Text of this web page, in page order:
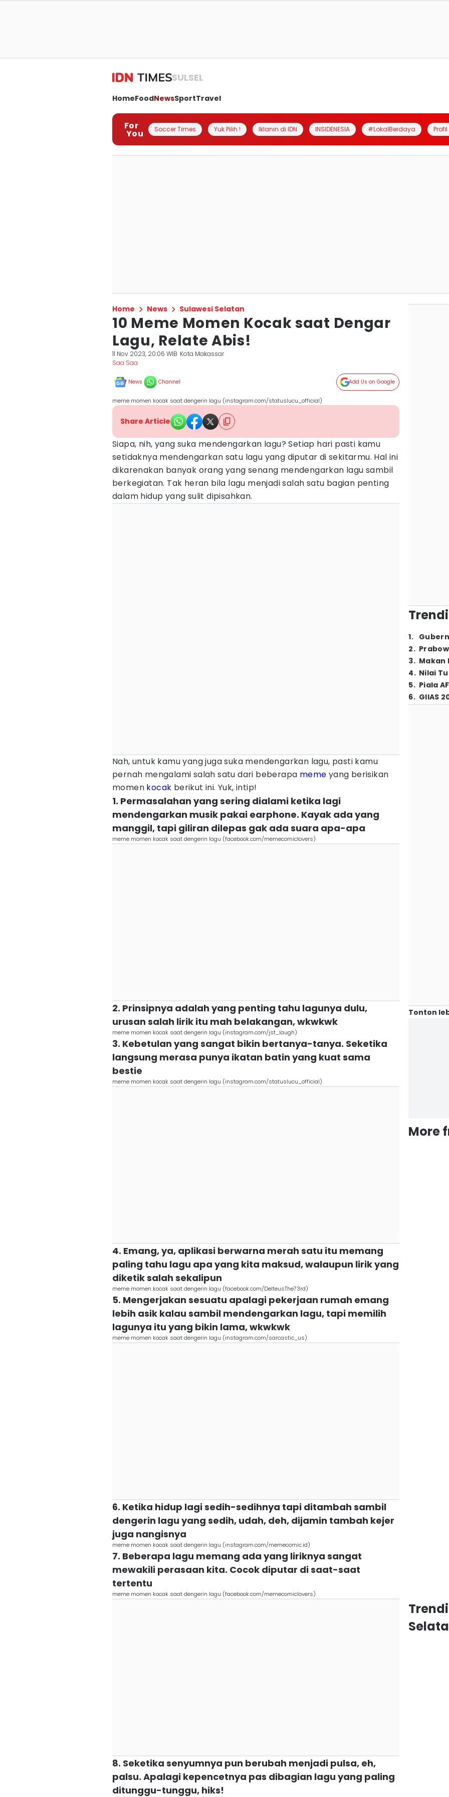
SULSEL
HomeFoodNewsSportTravel
For
You Soccer Times Yuk Pilih ! Iklanin di IDN INSIDENESIA #LokalBerdaya
Home News Sulawesi Selatan
10 Meme Momen Kocak saat Dengar
Lagu, Relate Abis!
11 Nov 2023, 20:06 WIB Kota Makassar
Saa Saa
News Channel Add Us on Google
meme momen kocak saat dengerin lagu (instagram.com/statuslucu_official)
Share Article
Siapa, nih, yang suka mendengarkan lagu? Setiap hari pasti kamu
setidaknya mendengarkan satu lagu yang diputar di sekitarmu. Hal ini
dikarenakan banyak orang yang senang mendengarkan lagu sambil
berkegiatan. Tak heran bila lagu menjadi salah satu bagian penting
dalam hidup yang sulit dipisahkan.
Nah, untuk kamu yang juga suka mendengarkan lagu, pasti kamu
pernah mengalami salah satu dari beberapa meme yang berisikan
momen kocak berikut ini. Yuk, intip!
1. Permasalahan yang sering dialami ketika lagi
mendengarkan musik pakai earphone. Kayak ada yang
manggil, tapi giliran dilepas gak ada suara apa-apa
meme momen kocak saat dengerin lagu (facebook.com/memecomiclovers)
2. Prinsipnya adalah yang penting tahu lagunya dulu,
urusan salah lirik itu mah belakangan, wkwkwk
meme momen kocak saat dengerin lagu (instagram.com/jst_laugh)
3. Kebetulan yang sangat bikin bertanya-tanya. Seketika
langsung merasa punya ikatan batin yang kuat sama
bestie
meme momen kocak saat dengerin lagu (instagram.com/statuslucu_official)
4. Emang, ya, aplikasi berwarna merah satu itu memang
paling tahu lagu apa yang kita maksud, walaupun lirik yang
diketik salah sekalipun
meme momen kocak saat dengerin lagu (facebook.com/DelteusThe73rd)
5. Mengerjakan sesuatu apalagi pekerjaan rumah emang
lebih asik kalau sambil mendengarkan lagu, tapi memilih
lagunya itu yang bikin lama, wkwkwk
meme momen kocak saat dengerin lagu (instagram.com/sarcastic_us)
6. Ketika hidup lagi sedih-sedihnya tapi ditambah sambil
dengerin lagu yang sedih, udah, deh, dijamin tambah kejer
juga nangisnya
meme momen kocak saat dengerin lagu (instagram.com/memecomic.id)
7. Beberapa lagu memang ada yang liriknya sangat
mewakili perasaan kita. Cocok diputar di saat-saat
tertentu
meme momen kocak saat dengerin lagu (facebook.com/memecomiclovers)
8. Seketika senyumnya pun berubah menjadi pulsa, eh,
palsu. Apalagi kepencetnya pas dibagian lagu yang paling
ditunggu-tunggu, hiks!
1.
2.
3. Makan
4. Nilai
5. Piala
6. GIIAS
Tonton
More